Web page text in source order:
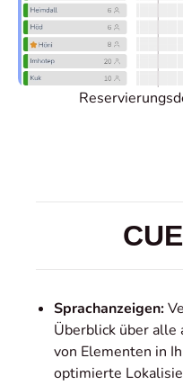
Sprachanzeigen:
Überblick über alle
von Elementen in
optimierte